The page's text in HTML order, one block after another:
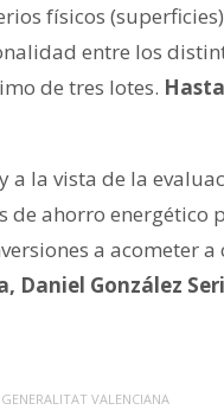
físicos
entre los
de tres lotes.
a la vista de la
ahorro energético
a acometer
Daniel González
GENERALITAT VALENCIANA